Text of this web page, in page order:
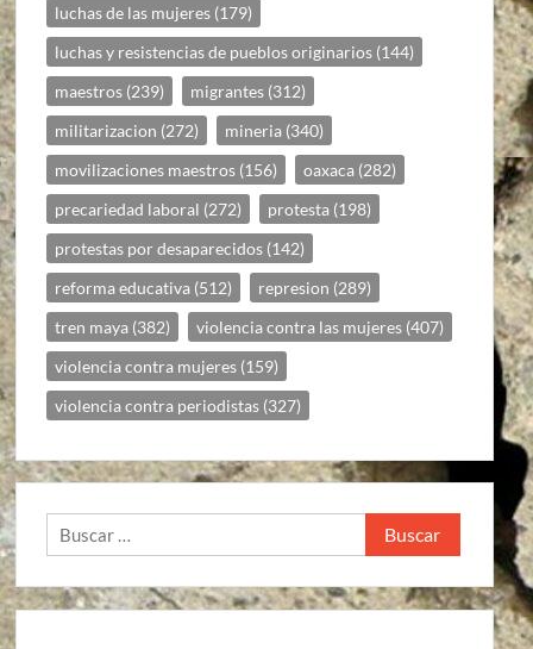
luchas de las mujeres (179)
luchas y resistencias de pueblos originarios (144)
maestros (239) migrantes (312)
militarizacion (272) mineria (340)
movilizaciones maestros (156) oaxaca (282)
precariedad laboral (272) protesta (198)
protestas por desaparecidos (142)
reforma educativa (512) represion (289)
tren maya (382) violencia contra las mujeres (407)
violencia contra mujeres (159)
violencia contra periodistas (327)
Buscar: